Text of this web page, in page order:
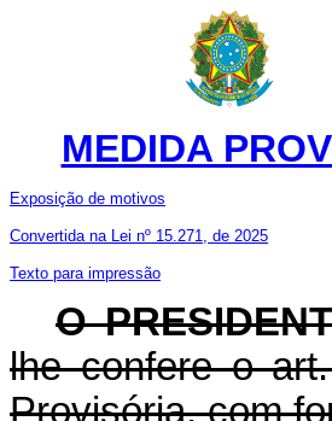
MEDIDA
Exposição de motivos
Convertida na Lei nº 15.271, de 2025
Texto para impressão
O
lhe confere o
Provisória, com